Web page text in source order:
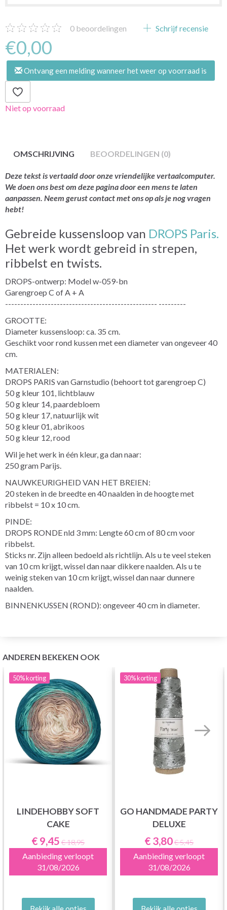
0 beoordelingen Schrijf recensie
€0,00
Ontvang een melding wanneer het weer op voorraad is
Niet op voorraad
OMSCHRIJVING BEOORDELINGEN (0)
Deze tekst is vertaald door onze vriendelijke vertaalcomputer.
We doen ons best om deze pagina door een mens te laten
aanpassen. Neem gerust contact met ons op als je nog vragen
hebt!
Gebreide kussensloop van DROPS Paris.
Het werk wordt gebreid in strepen,
ribbelst en twists.
DROPS-ontwerp: Model w-059-bn
Garengroep C of A + A
-------------------------------------------------- ---------
GROOTTE:
Diameter kussensloop: ca. 35 cm.
Geschikt voor rond kussen met een diameter van ongeveer 40
cm.
MATERIALEN:
DROPS PARIS van Garnstudio (behoort tot garengroep C)
50 g kleur 101, lichtblauw
50 g kleur 14, paardebloem
50 g kleur 17, natuurlijk wit
50 g kleur 01, abrikoos
50 g kleur 12, rood
Wil je het werk in één kleur, ga dan naar:
250 gram Parijs.
NAUWKEURIGHEID VAN HET BREIEN:
20 steken in de breedte en 40 naalden in de hoogte met
ribbelst = 10 x 10 cm.
PINDE:
DROPS RONDE nld 3 mm: Lengte 60 cm of 80 cm voor
ribbelst.
Sticks nr. Zijn alleen bedoeld als richtlijn. Als u te veel steken
van 10 cm krijgt, wissel dan naar dikkere naalden. Als u te
weinig steken van 10 cm krijgt, wissel dan naar dunnere
naalden.
BINNENKUSSEN (ROND): ongeveer 40 cm in diameter.
ANDEREN BEKEKEN OOK
50%korting
LINDEHOBBY SOFT
CAKE
€ 9,45 € 18,95
Aanbieding verloopt
31/08/2026
30%korting
GO HANDMADE PARTY
DELUXE
€ 3,80€ 5,45
Aanbieding verloopt
31/08/2026